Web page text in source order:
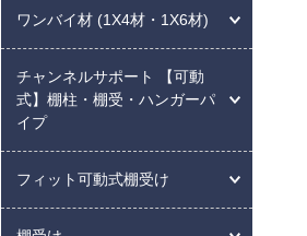
ワンバイ材 (1X4材・1X6材)
チャンネルサポート 【可動
式】棚柱・棚受・ハンガーパ
イプ
フィット可動式棚受け